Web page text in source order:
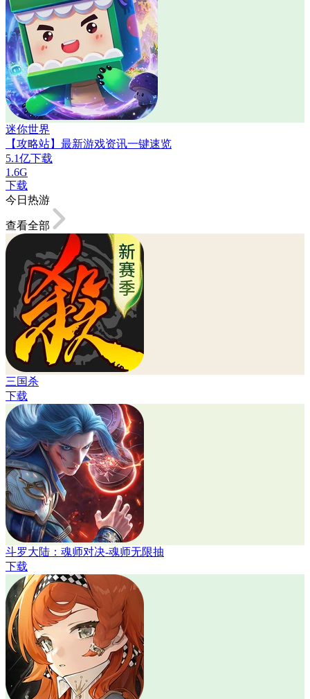
迷你世界
【攻略站】最新游戏资讯一键速览
5.1亿下载
1.6G
下载
今日热游
查看全部
三国杀
下载
斗罗大陆：魂师对决-魂师无限抽
下载